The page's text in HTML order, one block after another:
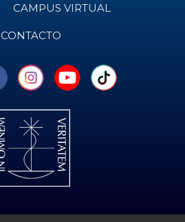
CAMPUS VIRTUAL
CONTACTO